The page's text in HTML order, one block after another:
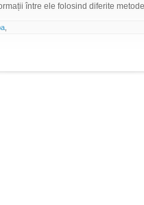
între ele folosind diferite